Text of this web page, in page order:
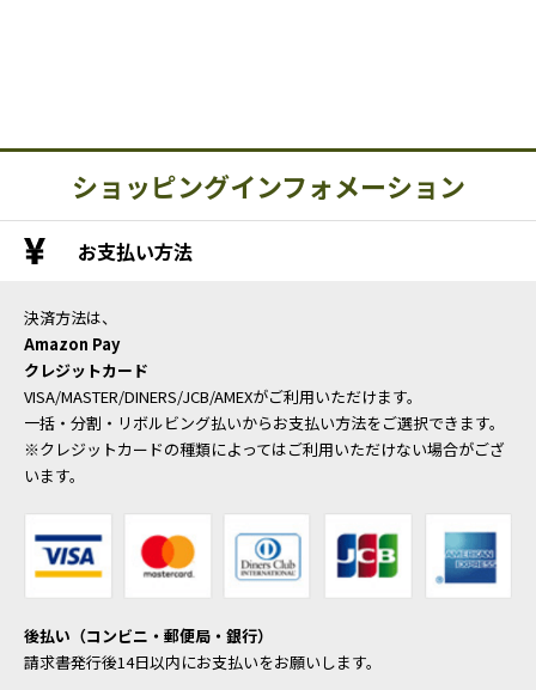
ショッピングインフォメーション
お支払い方法
決済方法は、
Amazon Pay
クレジットカード
VISA/MASTER/DINERS/JCB/AMEXがご利用いただけます。
一括・分割・リボルビング払いからお支払い方法をご選択できます。
※クレジットカードの種類によってはご利用いただけない場合がござ
います。
後払い（コンビニ・郵便局・銀行）
請求書発行後14日以内にお支払いをお願いします。